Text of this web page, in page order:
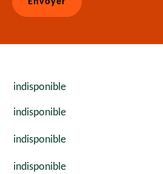
indisponible
indisponible
indisponible
indisponible